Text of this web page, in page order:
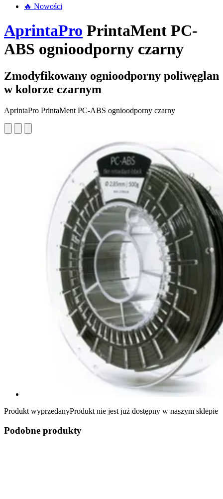
🔥 Nowości
AprintaPro PrintaMent PC-
ABS ognioodporny czarny
Zmodyfikowany ognioodporny poliwęglan
w kolorze czarnym
AprintaPro PrintaMent PC-ABS ognioodporny czarny
Produkt wyprzedanyProdukt nie jest już dostępny w naszym sklepie
Podobne produkty